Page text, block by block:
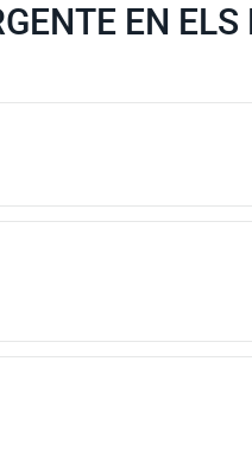
EN ELS